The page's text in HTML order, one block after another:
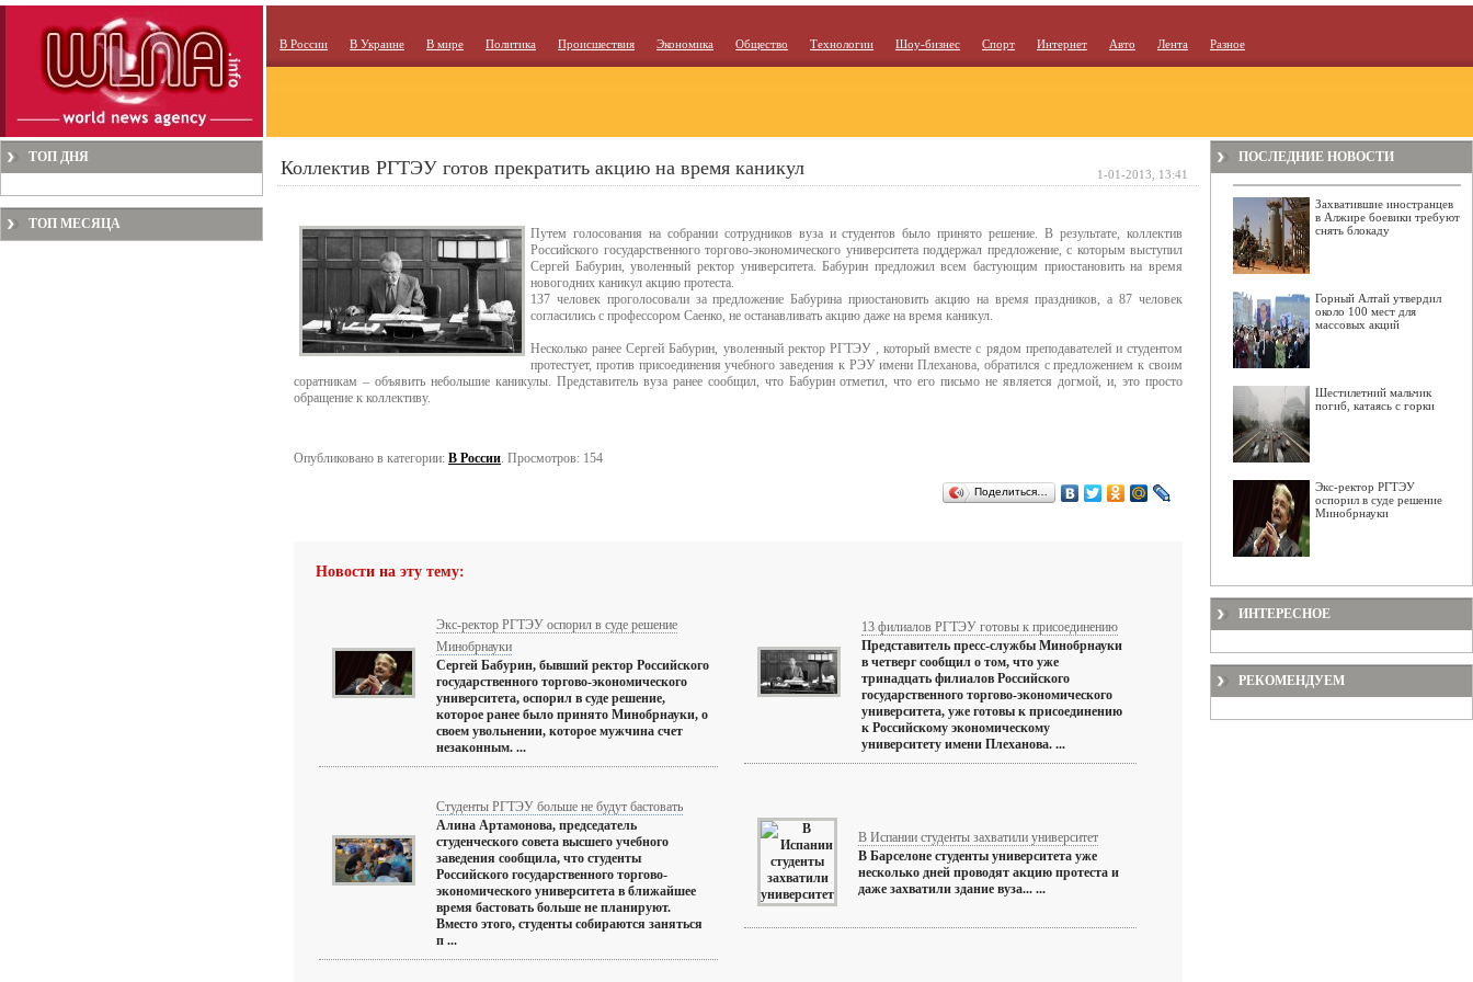
В России В Украине В мире Политика Происшествия Экономика Общество Технологии Шоу-бизнес Спорт Интернет Авто Лента Разное
ТОП ДНЯ
ТОП МЕСЯЦА
Коллектив РГТЭУ готов прекратить акцию на время каникул
Путем голосования на собрании сотрудников вуза и студентов было принято решение. В результате, коллектив
Российского государственного торгово-экономического университета поддержал предложение, с которым выступил
Сергей Бабурин, уволенный ректор университета. Бабурин предложил всем бастующим приостановить на время
новогодних каникул акцию протеста.
137 человек проголосовали за предложение Бабурина приостановить акцию на время праздников, а 87 человек
согласились с профессором Саенко, не останавливать акцию даже на время каникул.
Несколько ранее Сергей Бабурин, уволенный ректор РГТЭУ , который вместе с рядом преподавателей и студентом
протестует, против присоединения учебного заведения к РЭУ имени Плеханова, обратился с предложением к своим
соратникам – объявить небольшие каникулы. Представитель вуза ранее сообщил, что Бабурин отметил, что его письмо не является догмой, и, это просто
обращение к коллективу.
Опубликовано в категории: В России. Просмотров: 154
Поделиться…
Новости на эту тему:
Экс-ректор РГТЭУ оспорил в суде решение
Минобрнауки
Сергей Бабурин, бывший ректор Российского
государственного торгово-экономического
университета, оспорил в суде решение,
которое ранее было принято Минобрнауки, о
своем увольнении, которое мужчина счет
незаконным. ...
13 филиалов РГТЭУ готовы к присоединению
Представитель пресс-службы Минобрнауки
в четверг сообщил о том, что уже
тринадцать филиалов Российского
государственного торгово-экономического
университета, уже готовы к присоединению
к Российскому экономическому
университету имени Плеханова. ...
Студенты РГТЭУ больше не будут бастовать
Алина Артамонова, председатель
студенческого совета высшего учебного
заведения сообщила, что студенты
Российского государственного торгово-
экономического университета в ближайшее
время бастовать больше не планируют.
Вместо этого, студенты собираются заняться
п ...
В Испании студенты захватили университет
В Барселоне студенты университета уже
несколько дней проводят акцию протеста и
даже захватили здание вуза... ...
1-01-2013, 13:41
ПОСЛЕДНИЕ НОВОСТИ
Захватившие иностранцев
в Алжире боевики требуют
снять блокаду
Горный Алтай утвердил
около 100 мест для
массовых акций
Шестилетний мальчик
погиб, катаясь с горки
Экс-ректор РГТЭУ
оспорил в суде решение
Минобрнауки
ИНТЕРЕСНОЕ
РЕКОМЕНДУЕМ